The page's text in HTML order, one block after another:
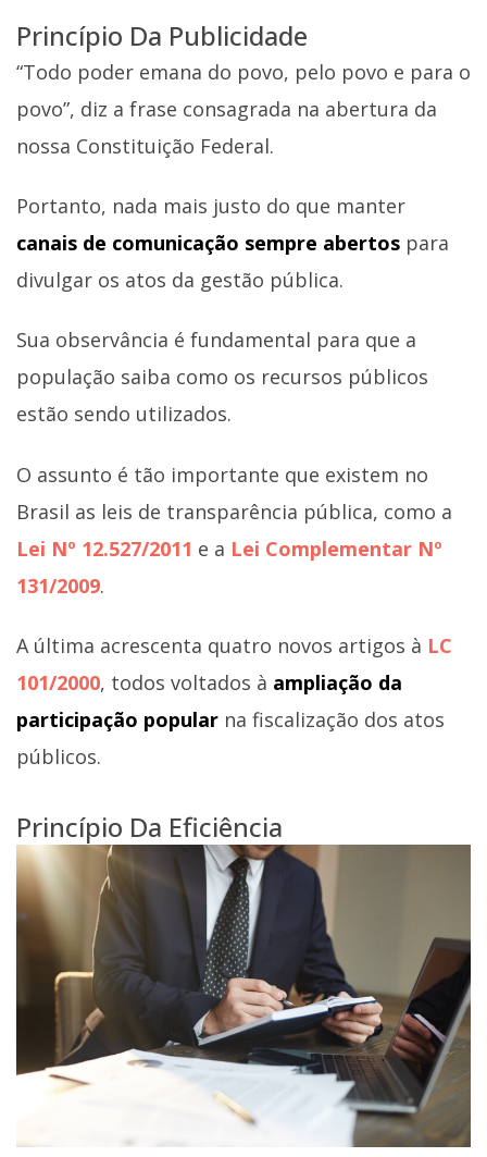
Princípio Da Publicidade
“Todo poder emana do povo, pelo povo e para o
povo”, diz a frase consagrada na abertura da
nossa Constituição Federal.
Portanto, nada mais justo do que manter
canais de comunicação sempre abertos para
divulgar os atos da gestão pública.
Sua observância é fundamental para que a
população saiba como os recursos públicos
estão sendo utilizados.
O assunto é tão importante que existem no
Brasil as leis de transparência pública, como a
Lei Nº 12.527/2011 e a Lei Complementar Nº
131/2009.
A última acrescenta quatro novos artigos à LC
101/2000, todos voltados à ampliação da
participação popular na fiscalização dos atos
públicos.
Princípio Da Eficiência